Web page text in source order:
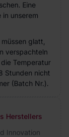
Eine
unserem
glatt,
verspachteln
Temperatur
Stunden nicht
(Batch Nr.).
Herstellers
Innovation